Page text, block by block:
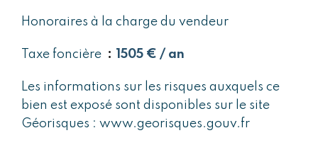
Honoraires à la charge du vendeur
Taxe foncière 1505 € / an
Les informations sur les risques auxquels ce
bien est exposé sont disponibles sur le site
Géorisques : www.georisques.gouv.fr